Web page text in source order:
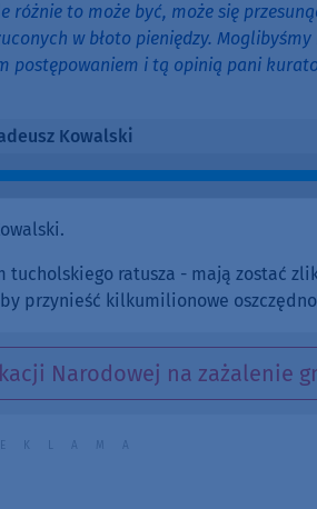
to może być, może się
w błoto pieniędzy.
postępowaniem i tą opinią pani
Kowalski
tucholskiego ratusza - mają zostać
przynieść kilkumilionowe
Narodowej na zażalenie